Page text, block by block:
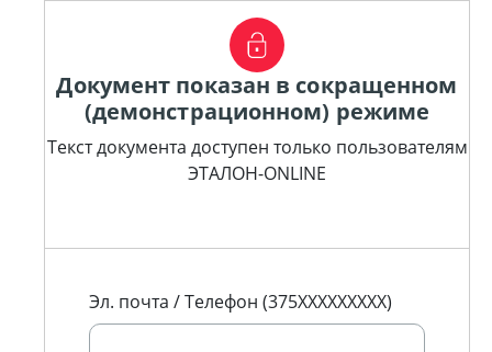
Документ показан в сокращенном
(демонстрационном) режиме
Текст документа доступен только пользователям
ЭТАЛОН-ONLINE
Эл. почта / Телефон (375XXXXXXXXX)